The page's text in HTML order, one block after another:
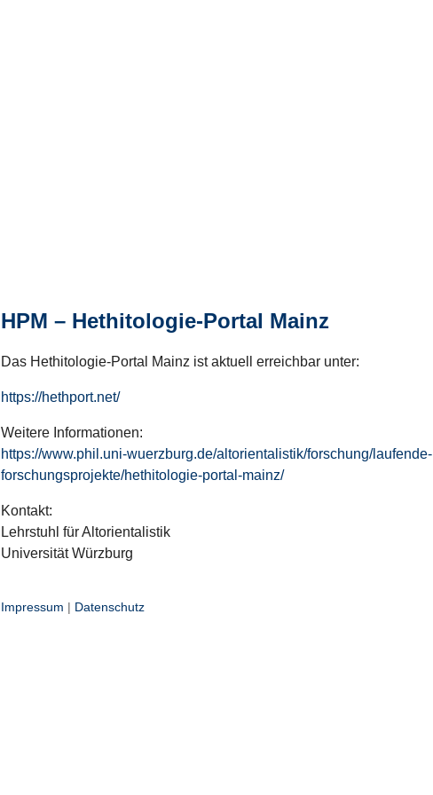
HPM – Hethitologie-Portal Mainz
Das Hethitologie-Portal Mainz ist aktuell erreichbar unter:
https://hethport.net/
Weitere Informationen:
https://www.phil.uni-wuerzburg.de/altorientalistik/forschung/laufende-
forschungsprojekte/hethitologie-portal-mainz/
Kontakt:
Lehrstuhl für Altorientalistik
Universität Würzburg
Impressum | Datenschutz